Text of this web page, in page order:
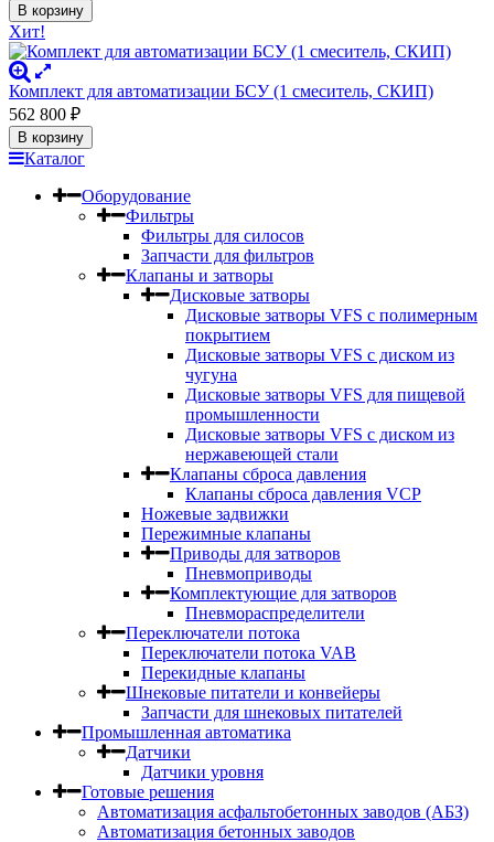
В корзину
Хит!
Комплект для автоматизации БСУ (1 смеситель, СКИП)
562 800 ₽
В корзину
Каталог
Оборудование
Фильтры
Фильтры для силосов
Запчасти для фильтров
Клапаны и затворы
Дисковые затворы
Дисковые затворы VFS c полимерным
покрытием
Дисковые затворы VFS с диском из
чугуна
Дисковые затворы VFS для пищевой
промышленности
Дисковые затворы VFS с диском из
нержавеющей стали
Клапаны сброса давления
Клапаны сброса давления VCP
Ножевые задвижки
Пережимные клапаны
Приводы для затворов
Пневмоприводы
Комплектующие для затворов
Пневмораспределители
Переключатели потока
Переключатели потока VAB
Перекидные клапаны
Шнековые питатели и конвейеры
Запчасти для шнековых питателей
Промышленная автоматика
Датчики
Датчики уровня
Готовые решения
Автоматизация асфальтобетонных заводов (АБЗ)
Автоматизация бетонных заводов